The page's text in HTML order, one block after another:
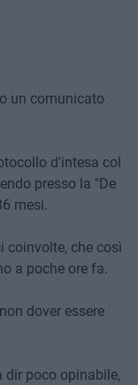
un comunicato
d'intesa col
presso la "De
mesi.
coinvolte, che così
a poche ore fa.
dover essere
poco opinabile,